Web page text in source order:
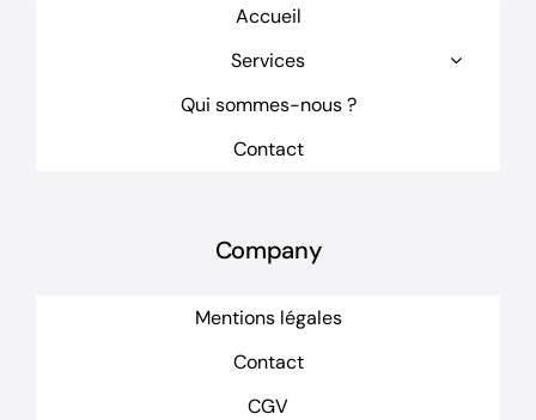
Accueil
Services
Qui sommes-nous ?
Contact
Company
Mentions légales
Contact
CGV